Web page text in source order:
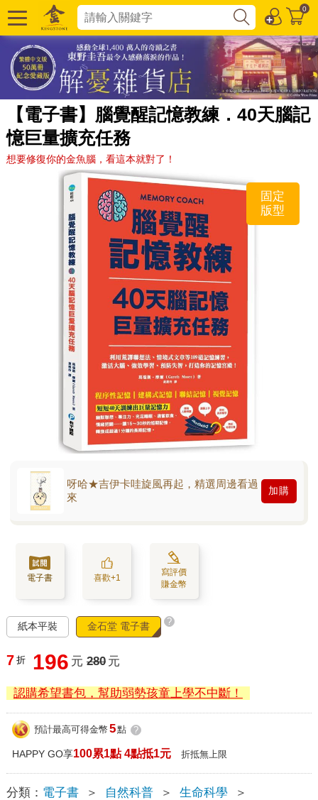
0
【電子書】腦覺醒記憶教練．40天腦記
憶巨量擴充任務
想要修復你的金魚腦，看這本就對了！
固定
版型
呀哈★吉伊卡哇旋風再起，精選周邊看過
來
加購
電子書 喜歡+1
寫評價
賺金幣
紙本平裝 金石堂 電子書 ?
7 折 196 元 280 元
認購希望書包，幫助弱勢孩童上學不中斷！
預計最高可得金幣 5點 ?
HAPPY GO享100累1點 4點抵1元 折抵無上限
分類： 電子書 ＞ 自然科普 ＞ 生命科學
＞